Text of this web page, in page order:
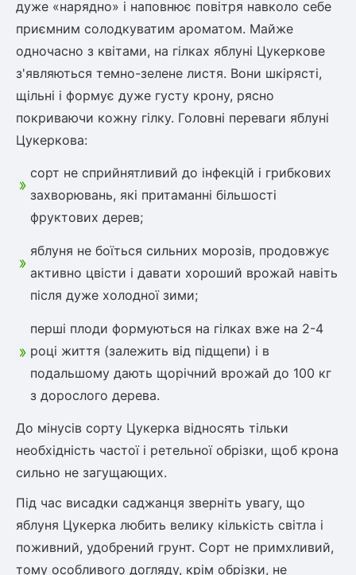
дуже «нарядно» і наповнює повітря навколо себе
приємним солодкуватим ароматом. Майже
одночасно з квітами, на гілках яблуні Цукеркове
з'являються темно-зелене листя. Вони шкірясті,
щільні і формує дуже густу крону, рясно
покриваючи кожну гілку. Головні переваги яблуні
Цукеркова:
сорт не сприйнятливий до інфекцій і грибкових
захворювань, які притаманні більшості
фруктових дерев;
яблуня не боїться сильних морозів, продовжує
активно цвісти і давати хороший врожай навіть
після дуже холодної зими;
перші плоди формуються на гілках вже на 2-4
році життя (залежить від підщепи) і в
подальшому дають щорічний врожай до 100 кг
з дорослого дерева.
До мінусів сорту Цукерка відносять тільки
необхідність частої і ретельної обрізки, щоб крона
сильно не загущающих.
Під час висадки саджанця зверніть увагу, що
яблуня Цукерка любить велику кількість світла і
поживний, удобрений грунт. Сорт не примхливий,
тому особливого догляду, крім обрізки, не